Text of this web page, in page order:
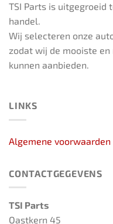
TSI Parts is uitgegroeid
handel.
Wij selecteren onze
zodat wij de mooiste
kunnen aanbieden.
LINKS
Algemene voorwaarden
CONTACTGEGEVENS
TSI Parts
Oastkern 45